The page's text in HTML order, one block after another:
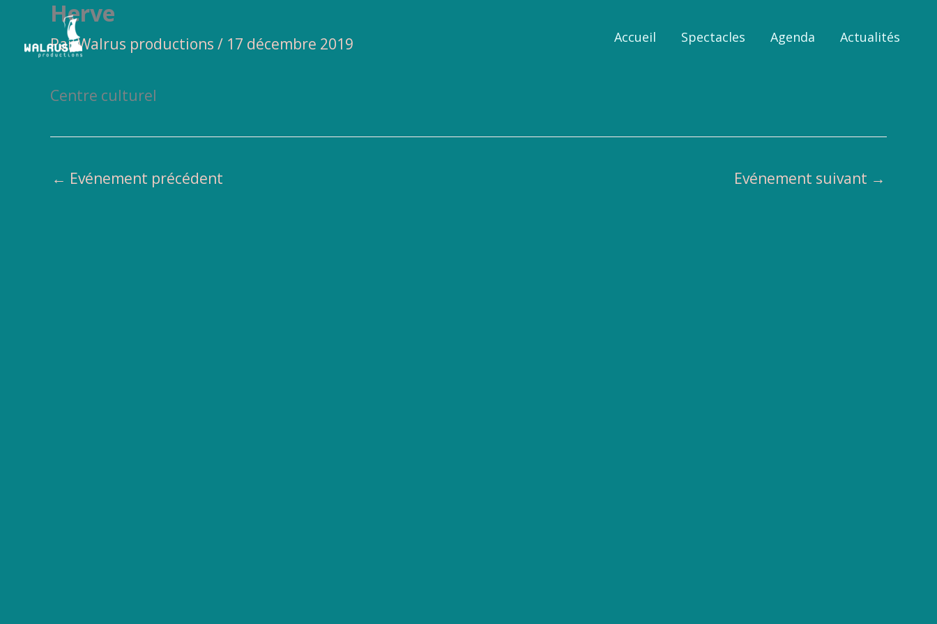
contenu
Accueil Spectacles Agenda Actualités
Herve
ParWalrus productions / 17 décembre 2019
Centre culturel
← Evénement précédent Evénement suivant →